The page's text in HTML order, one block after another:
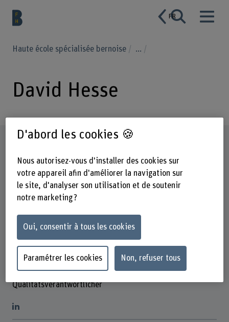
FR
Haute école spécialisée bernoise ...
David Hesse
Profil
Qualitätsverantwortlicher
D'abord les cookies 🍪
Nous autorisez-vous d'installer des cookies sur
votre appareil afin d'améliorer la navigation sur
le site, d'analyser son utilisation et de soutenir
notre marketing ?
Oui, consentir à tous les cookies
Paramétrer les cookies Non, refuser tous